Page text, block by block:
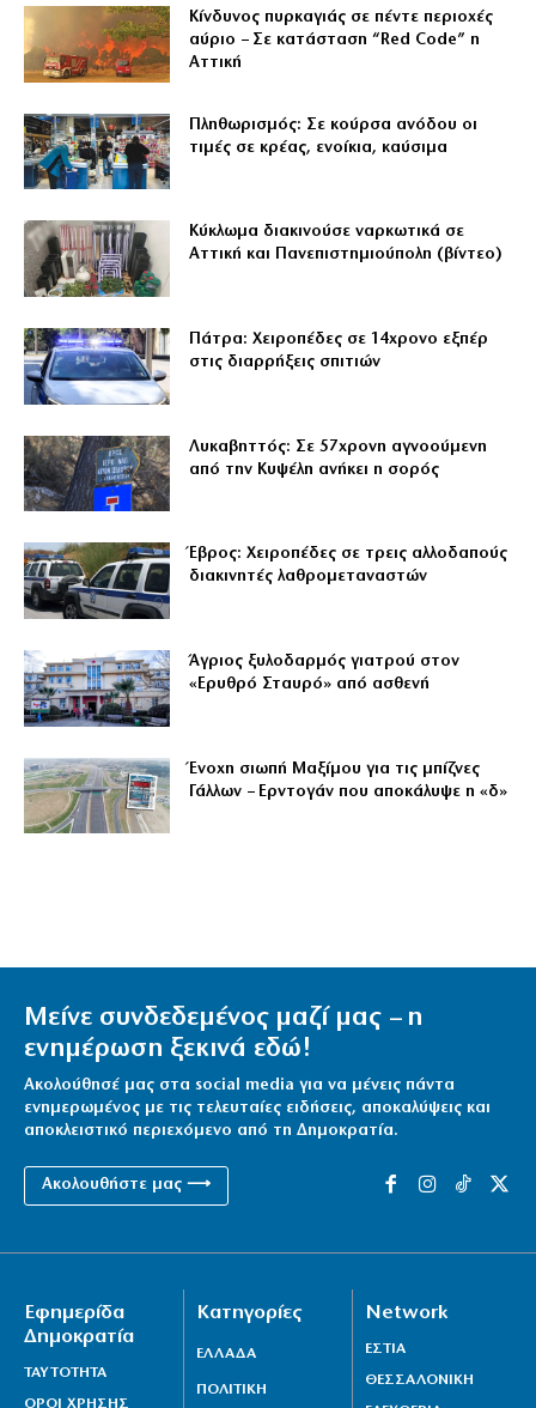
Κίνδυνος πυρκαγιάς σε πέντε περιοχές
αύριο – Σε κατάσταση “Red Code” η
Αττική
Πληθωρισμός: Σε κούρσα ανόδου οι
τιμές σε κρέας, ενοίκια, καύσιμα
Κύκλωμα διακινούσε ναρκωτικά σε
Αττική και Πανεπιστημιούπολη (βίντεο)
Πάτρα: Χειροπέδες σε 14χρονο εξπέρ
στις διαρρήξεις σπιτιών
Λυκαβηττός: Σε 57χρονη αγνοούμενη
από την Κυψέλη ανήκει η σορός
Έβρος: Χειροπέδες σε τρεις αλλοδαπούς
διακινητές λαθρομεταναστών
Άγριος ξυλοδαρμός γιατρού στον
«Ερυθρό Σταυρό» από ασθενή
Ένοχη σιωπή Μαξίμου για τις μπίζνες
Γάλλων – Ερντογάν που αποκάλυψε η «δ»
Μείνε συνδεδεμένος μαζί μας – η
ενημέρωση ξεκινά εδώ!
Ακολούθησέ μας στα social media για να μένεις πάντα
ενημερωμένος με τις τελευταίες ειδήσεις, αποκαλύψεις και
αποκλειστικό περιεχόμενο από τη Δημοκρατία.
Ακολουθήστε μας ⟶
Εφημερίδα
Δημοκρατία
ΤΑΥΤΟΤΗΤΑ
ΟΡΟΙ ΧΡΗΣΗΣ
Κατηγορίες
ΕΛΛΑΔΑ
ΠΟΛΙΤΙΚΗ
Network
ΕΣΤΙΑ
ΘΕΣΣΑΛΟΝΙΚΗ